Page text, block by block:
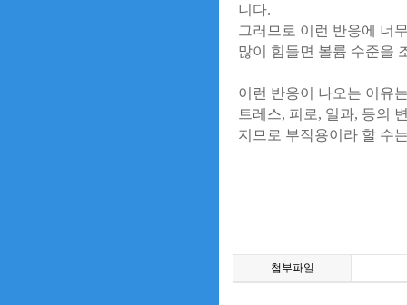
니다.
그러므로 이런 반응에 너
많이 힘들면 볼륨 수준을
이런 반응이 나오는 이유
트레스, 피로, 일과, 등의
지므로 부작용이라 할 수
첨부파일